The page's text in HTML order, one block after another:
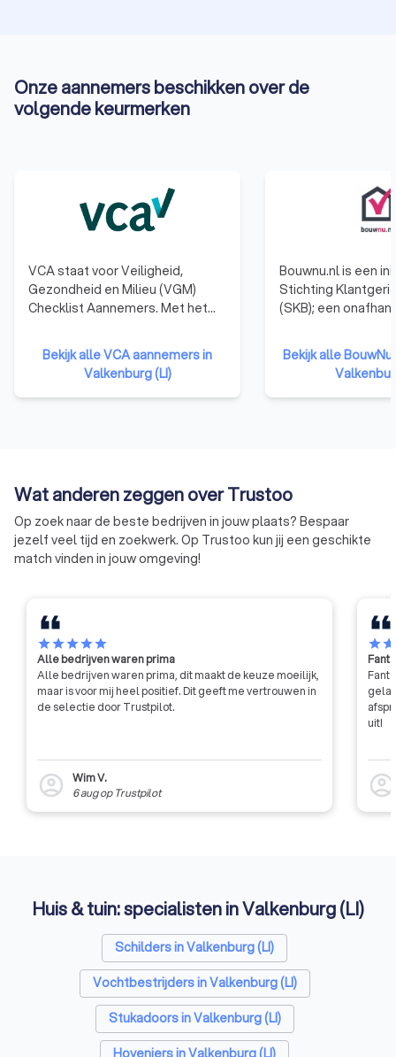
Onze aannemers beschikken over de
volgende keurmerken
VCA staat voor Veiligheid,
Gezondheid en Milieu (VGM)
Checklist Aannemers. Met het
laten bedrijven zien dat ze kennis
en ervaring hebben op het
gebied van veilig en gezond
werken en dat het deskundige en
Bekijk alle VCA aannemers in
Valkenburg (LI)
Bouwnu.nl is een
Stichting
(SKB); een
Op basis van
en informatie over
helpt bouwnu.nl je
van een goede
voorbereid aan je
Bekijk alle
Wat anderen zeggen over Trustoo
Op zoek naar de beste bedrijven in jouw plaats? Bespaar
jezelf veel tijd en zoekwerk. Op Trustoo kun jij een geschikte
match vinden in jouw omgeving!
starstarstarstarstar
Alle bedrijven waren prima
Alle bedrijven waren prima, dit maakt de keuze moeilijk,
maar is voor mij heel positief. Dit geeft me vertrouwen in
de selectie door Trustpilot.
account_circle
Wim V.
6 augop Trustpilot
starstar
uit!
account_circle
Huis & tuin: specialisten in Valkenburg (LI)
Schilders in Valkenburg (LI)
Vochtbestrijders in Valkenburg (LI)
Stukadoors in Valkenburg (LI)